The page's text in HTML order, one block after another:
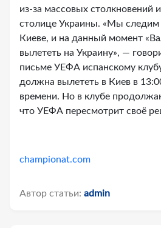
из-за массовых столкновений
столице Украины. «Мы следим
Киеве, и на данный момент
вылететь на Украину», —
письме УЕФА испанскому
должна вылететь в Киев в
времени. Но в клубе
что УЕФА пересмотрит своё
championat.com
Автор статьи: admin